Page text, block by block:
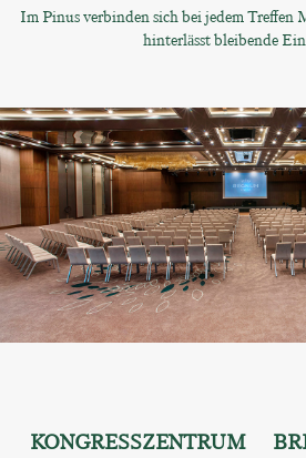
Im Pinus verbinden sich bei jedem Treffen
hinterlässt bleibende
KONGRESSZENTRUM